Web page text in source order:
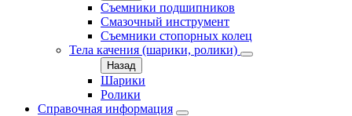
Съемники подшипников
Смазочный инструмент
Съемники стопорных колец
Тела качения (шарики, ролики)
Назад
Шарики
Ролики
Справочная информация